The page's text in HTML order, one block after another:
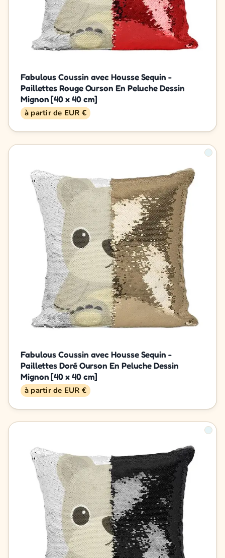
Fabulous Coussin avec Housse Sequin -
Paillettes Rouge Ourson En Peluche Dessin
Mignon [40 x 40 cm]
à partir de EUR €
Fabulous Coussin avec Housse Sequin -
Paillettes Doré Ourson En Peluche Dessin
Mignon [40 x 40 cm]
à partir de EUR €